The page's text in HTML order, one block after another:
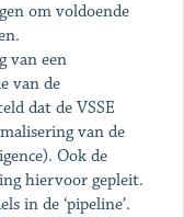
om voldoende
van een
van de
dat de VSSE
van de
Ook de
hiervoor gepleit.
in de ‘pipeline’.